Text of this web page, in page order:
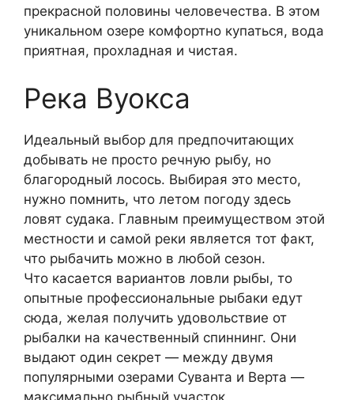
прекрасной половины человечества. В этом
уникальном озере комфортно купаться, вода
приятная, прохладная и чистая.
Река Вуокса
Идеальный выбор для предпочитающих
добывать не просто речную рыбу, но
благородный лосось. Выбирая это место,
нужно помнить, что летом погоду здесь
ловят судака. Главным преимуществом этой
местности и самой реки является тот факт,
что рыбачить можно в любой сезон.
Что касается вариантов ловли рыбы, то
опытные профессиональные рыбаки едут
сюда, желая получить удовольствие от
рыбалки на качественный спиннинг. Они
выдают один секрет — между двумя
популярными озерами Суванта и Верта —
максимально рыбный участок.